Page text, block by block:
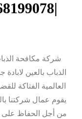
|0568199078| رش الحشرات
شركة مكافحة
الذباب بالعين
العالمية الفتاكة
يقوم عمال شركتنا
من أجل الحفاظ على